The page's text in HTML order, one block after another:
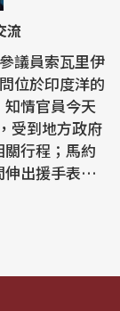
流
議員索瓦里伊
位於印度洋的
情官員今天
受到地方政府
行程；馬約
出援手表達